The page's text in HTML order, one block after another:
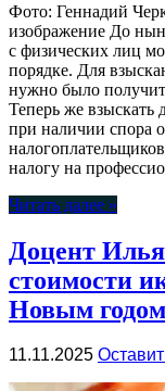
Фото: Геннадий
изображение До
с физических лиц
порядке. Для
нужно было
Теперь же взыскать
при наличии спора
налогу на
Читать далее »
Доцент
стоимости
Новым годом
11.11.2025